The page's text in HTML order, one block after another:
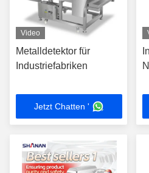
Video
Metalldetektor für
Industriefabriken
Jetzt Chatten '